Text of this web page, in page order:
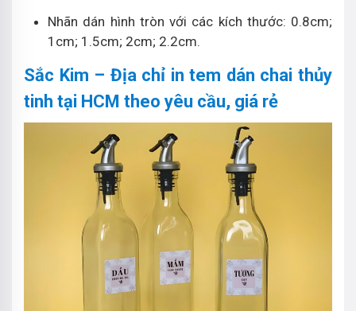
Nhãn dán hình tròn với các kích thước: 0.8cm;
1cm; 1.5cm; 2cm; 2.2cm.
Sắc Kim – Địa chỉ in tem dán chai thủy
tinh tại HCM theo yêu cầu, giá rẻ